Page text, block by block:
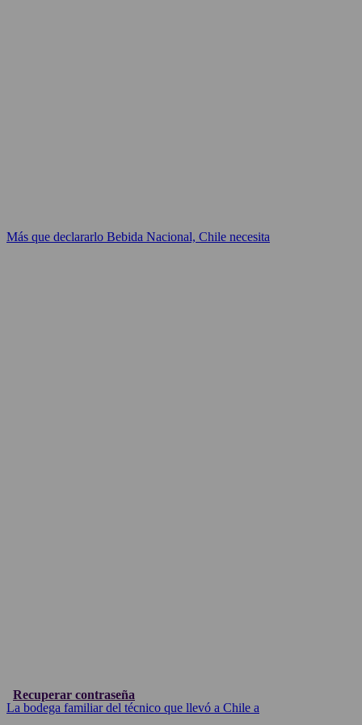
Más que declararlo Bebida Nacional, Chile necesita
La bodega familiar del técnico que llevó a Chile a
Recuperar contraseña